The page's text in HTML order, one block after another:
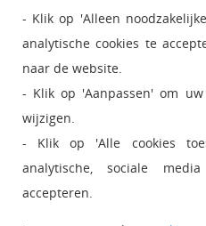
Maakt deze tijd
- Klik op 'Alleen
analytische cookies te
naar de website.
- Klik op 'Aanpassen' om
wijzigen.
- Klik op 'Alle cookies
analytische, sociale
accepteren.